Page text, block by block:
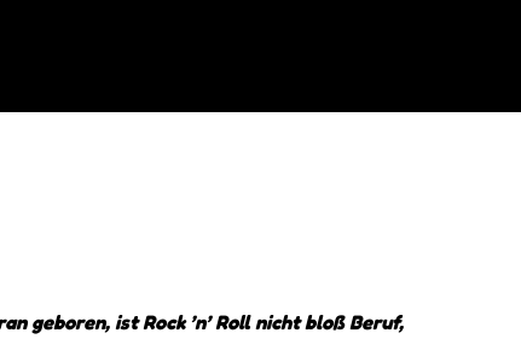
geboren, ist Rock ’n’ Roll nicht bloß Beruf,